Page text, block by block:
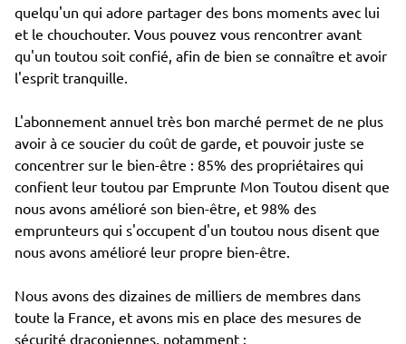
quelqu'un qui adore partager des bons moments avec lui
et le chouchouter. Vous pouvez vous rencontrer avant
qu'un toutou soit confié, afin de bien se connaître et avoir
l'esprit tranquille.
L'abonnement annuel très bon marché permet de ne plus
avoir à ce soucier du coût de garde, et pouvoir juste se
concentrer sur le bien-être : 85% des propriétaires qui
confient leur toutou par Emprunte Mon Toutou disent que
nous avons amélioré son bien-être, et 98% des
emprunteurs qui s'occupent d'un toutou nous disent que
nous avons amélioré leur propre bien-être.
Nous avons des dizaines de milliers de membres dans
toute la France, et avons mis en place des mesures de
sécurité draconiennes, notamment :